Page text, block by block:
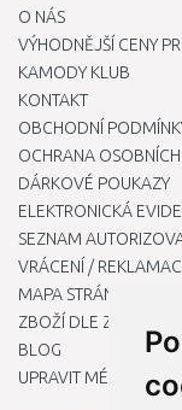
O NÁS
VÝHODNĚJŠÍ CENY
KAMODY KLUB
KONTAKT
OBCHODNÍ
OCHRANA
DÁRKOVÉ POUKAZY
ELEKTRONICKÁ
SEZNAM
VRÁCENÍ /
MAPA STRÁNKY
ZBOŽÍ DLE ZNAČEK
BLOG
UPRAVIT MÉ